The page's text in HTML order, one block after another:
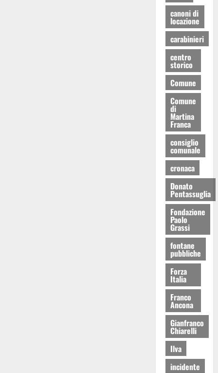
canoni di
locazione
carabinieri
centro
storico
Comune
Comune
di
Martina
Franca
consiglio
comunale
cronaca
Donato
Pentassuglia
Fondazione
Paolo
Grassi
fontane
pubbliche
Forza
Italia
Franco
Ancona
Gianfranco
Chiarelli
Ilva
incidente